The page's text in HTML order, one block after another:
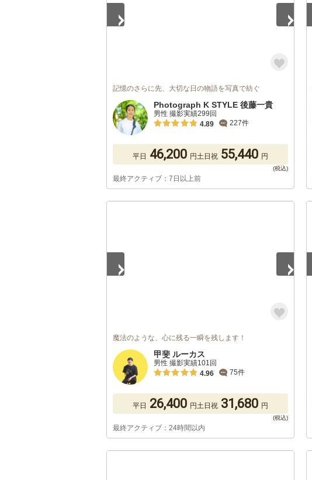
記憶のさらに先、大切な日の物語を写真で紡ぐ
Photograph K STYLE 後藤一貴
男性 撮影実績299回
4.89
227件
平日 46,200 円土日祝 55,440 円
最終アクティブ：7日以上前
魔法のような、心に残る一瞬を残します！
甲斐 ルーカス
男性 撮影実績101回
4.96
75件
平日 26,400 円土日祝 31,680 円
最終アクティブ：24時間以内